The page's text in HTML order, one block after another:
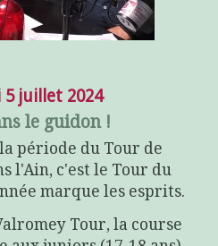
5 juillet 2024
le guidon !
période du Tour de
l'Ain, c'est le Tour du
marque les esprits.
Tour, la course